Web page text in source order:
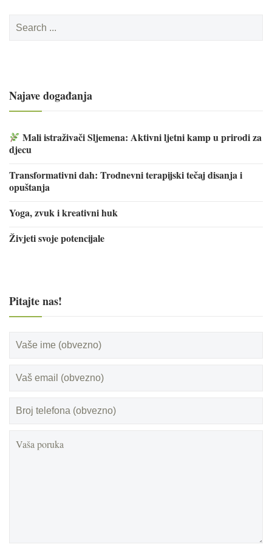
for:
Najave događanja
Mali istraživači Sljemena: Aktivni ljetni kamp u prirodi za
djecu
Transformativni dah: Trodnevni terapijski tečaj disanja i
opuštanja
Yoga, zvuk i kreativni huk
Živjeti svoje potencijale
Pitajte nas!